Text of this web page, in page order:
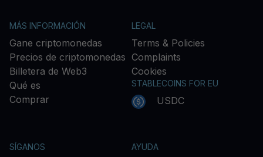
MÁS INFORMACIÓN
Gane criptomonedas
Precios de criptomonedas
Billetera de Web3
Qué es
Comprar
LEGAL
Terms & Policies
Complaints
Cookies
STABLECOINS FOR EU
USDC
SÍGANOS AYUDA